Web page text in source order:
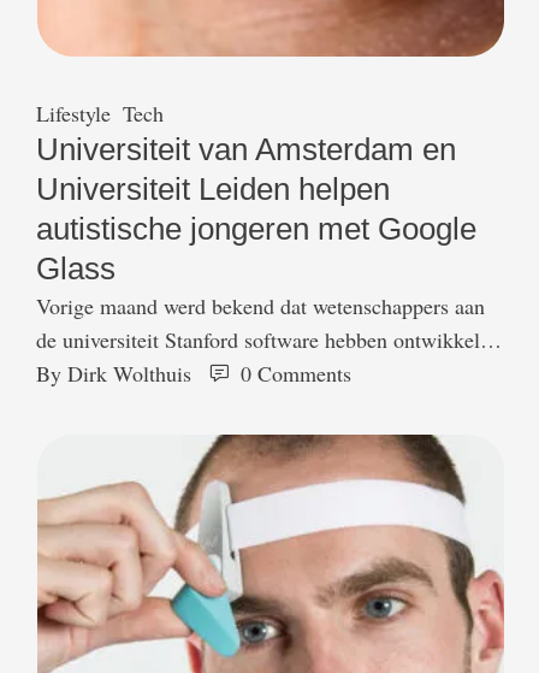
Lifestyle Tech
Universiteit van Amsterdam en
Universiteit Leiden helpen
autistische jongeren met Google
Glass
Vorige maand werd bekend dat wetenschappers aan
de universiteit Stanford software hebben ontwikkeld
voor de Google Glass die autistische jongeren onder
maakten de Universiteit van Amsterdam en
Universiteit Leiden bekend ook te werken aan
toepassingen voor emotieherkenning in combinatie
met Google Glass. Mensen met een Autisme
Spectrum Stoornis (ASS) hebben …
By Dirk Wolthuis 0 Comments